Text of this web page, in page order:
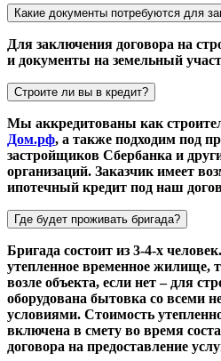
Какие документы потребуются для
Для заключения договора на
и документы на земельный
Строите ли вы в кредит?
Мы аккредитованы как
Дом.рф, а также подходим под
застройщиков Сбербанка и
организаций. Заказчик имеет
ипотечный кредит под наш
Где будет проживать бригада?
Бригада состоит из 3-4-х
утепленное временное жилище,
возле объекта, если нет – для
оборудована бытовка со всеми
условиями. Стоимость
включена в смету во время
договора на предоставление